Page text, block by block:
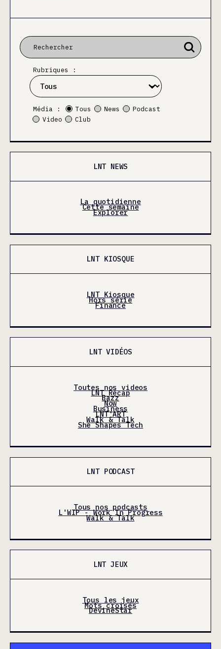
Rubriques :
Média : Tous News
Podcast
Video
Club
LNT NEWS
La quotidienne
Cette semaine
Explorer
LNT KIOSQUE
LNT Kiosque
Hors série
Finance
LNT VIDÉOS
Toutes nos videos
LNT Récap
Bazz
Now
Business
LNT'ART
Walk & Talk
She Shapes Tech
LNT PODCAST
Tous nos podcasts
L'WIP - Work In Progress
Walk & Talk
LNT JEUX
Tous les jeux
Mots croisés
DevineStar